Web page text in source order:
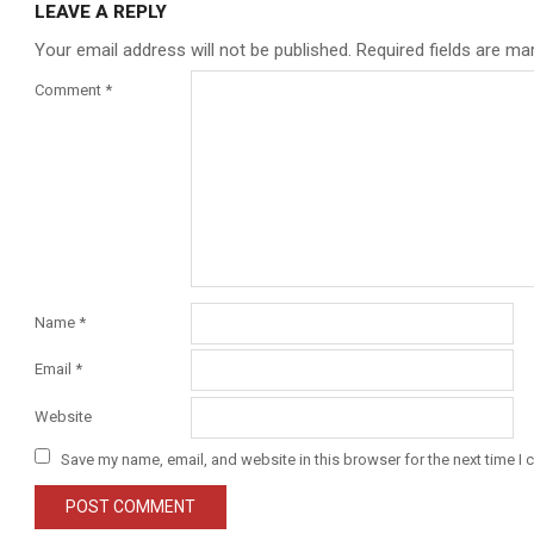
LEAVE A REPLY
Your email address will not be published. Required fields are
Comment *
Name *
Email *
Website
Save my name, email, and website in this browser for the next time I